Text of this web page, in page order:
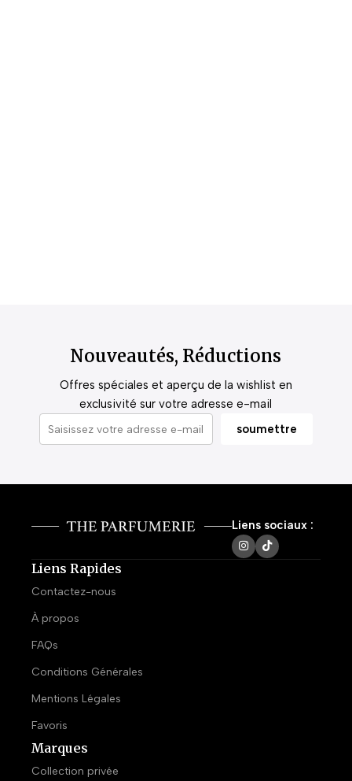
Nouveautés, Réductions
Offres spéciales et aperçu de la wishlist en
exclusivité sur votre adresse e-mail
Liens sociaux :
Liens Rapides
Contactez-nous
À propos
FAQs
Conditions Générales
Mentions Légales
Favoris
Marques
Collection privée